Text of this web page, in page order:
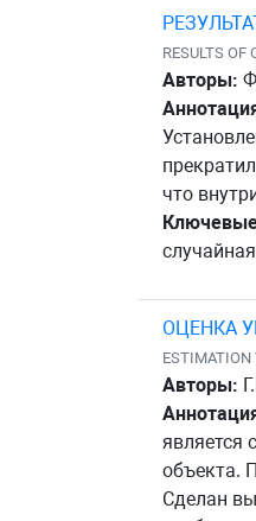
Авторы:
что
ОЦЕНКА
ESTIMATION
Авторы:
является
объекта.
Сделан